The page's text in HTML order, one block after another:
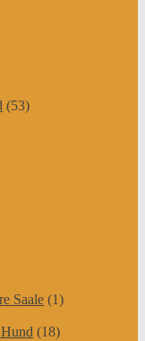
(53)
Saale (1)
(18)